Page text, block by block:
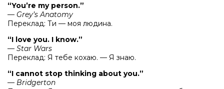
“You’re my person.”
— Grey’s Anatomy
Переклад: Ти — моя людина.
“I love you. I know.”
— Star Wars
Переклад: Я тебе кохаю. — Я знаю.
“I cannot stop thinking about you.”
— Bridgerton